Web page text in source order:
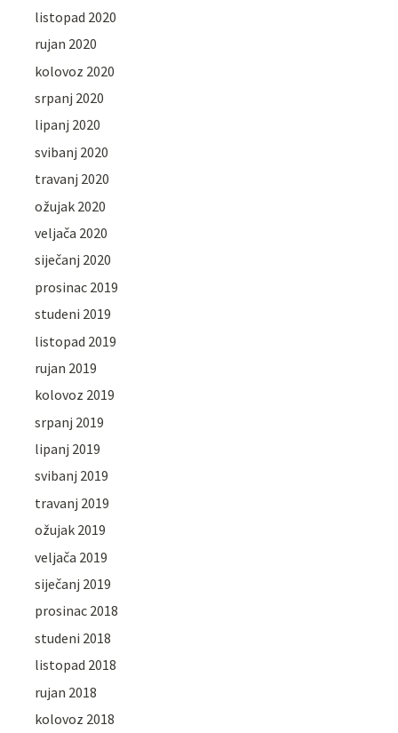
listopad 2020
rujan 2020
kolovoz 2020
srpanj 2020
lipanj 2020
svibanj 2020
travanj 2020
ožujak 2020
veljača 2020
siječanj 2020
prosinac 2019
studeni 2019
listopad 2019
rujan 2019
kolovoz 2019
srpanj 2019
lipanj 2019
svibanj 2019
travanj 2019
ožujak 2019
veljača 2019
siječanj 2019
prosinac 2018
studeni 2018
listopad 2018
rujan 2018
kolovoz 2018